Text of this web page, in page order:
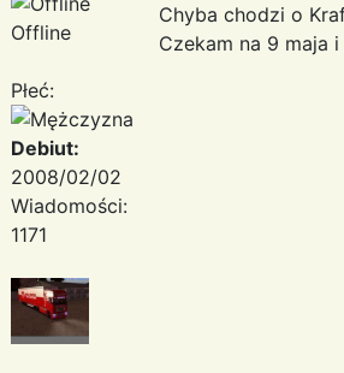
Offline
Płeć:
Debiut:
2008/02/02
Wiadomości:
1171
Chyba chodzi o
Czekam na 9 maja